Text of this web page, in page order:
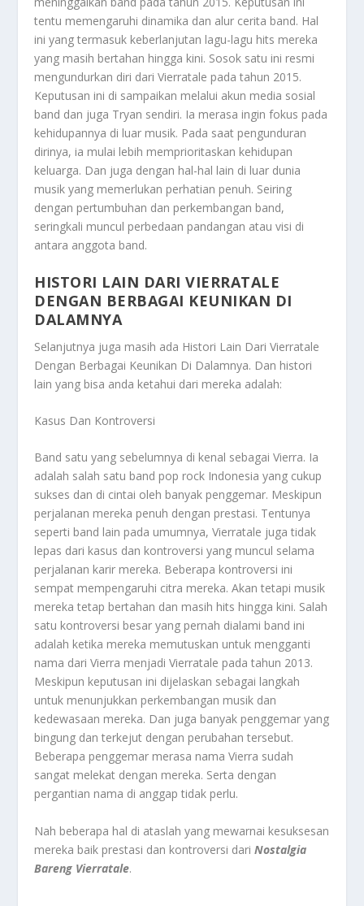
tentu memengaruhi dinamika dan alur cerita band. Hal
ini yang termasuk keberlanjutan lagu-lagu hits mereka
yang masih bertahan hingga kini. Sosok satu ini resmi
mengundurkan diri dari Vierratale pada tahun 2015.
Keputusan ini di sampaikan melalui akun media sosial
band dan juga Tryan sendiri. Ia merasa ingin fokus pada
kehidupannya di luar musik. Pada saat pengunduran
dirinya, ia mulai lebih memprioritaskan kehidupan
keluarga. Dan juga dengan hal-hal lain di luar dunia
musik yang memerlukan perhatian penuh. Seiring
dengan pertumbuhan dan perkembangan band,
seringkali muncul perbedaan pandangan atau visi di
antara anggota band.
HISTORI LAIN DARI VIERRATALE
DENGAN BERBAGAI KEUNIKAN DI
DALAMNYA
Selanjutnya juga masih ada Histori Lain Dari Vierratale
Dengan Berbagai Keunikan Di Dalamnya. Dan histori
lain yang bisa anda ketahui dari mereka adalah:
Kasus Dan Kontroversi
Band satu yang sebelumnya di kenal sebagai Vierra. Ia
adalah salah satu band pop rock Indonesia yang cukup
sukses dan di cintai oleh banyak penggemar. Meskipun
perjalanan mereka penuh dengan prestasi. Tentunya
seperti band lain pada umumnya, Vierratale juga tidak
lepas dari kasus dan kontroversi yang muncul selama
perjalanan karir mereka. Beberapa kontroversi ini
sempat mempengaruhi citra mereka. Akan tetapi musik
mereka tetap bertahan dan masih hits hingga kini. Salah
satu kontroversi besar yang pernah dialami band ini
adalah ketika mereka memutuskan untuk mengganti
nama dari Vierra menjadi Vierratale pada tahun 2013.
Meskipun keputusan ini dijelaskan sebagai langkah
untuk menunjukkan perkembangan musik dan
kedewasaan mereka. Dan juga banyak penggemar yang
bingung dan terkejut dengan perubahan tersebut.
Beberapa penggemar merasa nama Vierra sudah
sangat melekat dengan mereka. Serta dengan
pergantian nama di anggap tidak perlu.
Nah beberapa hal di ataslah yang mewarnai kesuksesan
mereka baik prestasi dan kontroversi dariNostalgia
Bareng Vierratale.